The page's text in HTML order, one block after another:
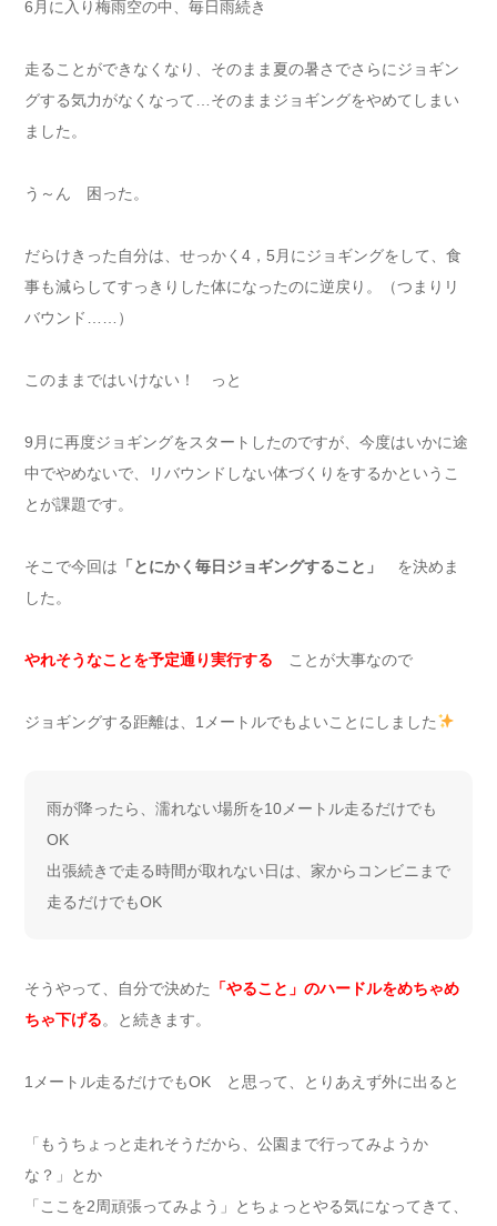
6月に入り梅雨空の中、毎日雨続き
走ることができなくなり、そのまま夏の暑さでさらにジョギン
グする気力がなくなって…そのままジョギングをやめてしまい
ました。
う～ん 困った。
だらけきった自分は、せっかく4，5月にジョギングをして、食
事も減らしてすっきりした体になったのに逆戻り。（つまりリ
バウンド……）
このままではいけない！ っと
9月に再度ジョギングをスタートしたのですが、今度はいかに途
中でやめないで、リバウンドしない体づくりをするかというこ
とが課題です。
そこで今回は 「とにかく毎日ジョギングすること」
を決めま
した。
やれそうなことを予定通り実行する ことが大事なので
ジョギングする距離は、1メートルでもよいことにしました
雨が降ったら、濡れない場所を10メートル走るだけでも
OK
出張続きで走る時間が取れない日は、家からコンビニまで
走るだけでもOK
そうやって、自分で決めた
「やること」のハードルをめちゃめ
ちゃ下げる。と続きます。
1メートル走るだけでもOK と思って、とりあえず外に出ると
「もうちょっと走れそうだから、公園まで行ってみようか
な？」とか
「ここを2周頑張ってみよう」とちょっとやる気になってきて、